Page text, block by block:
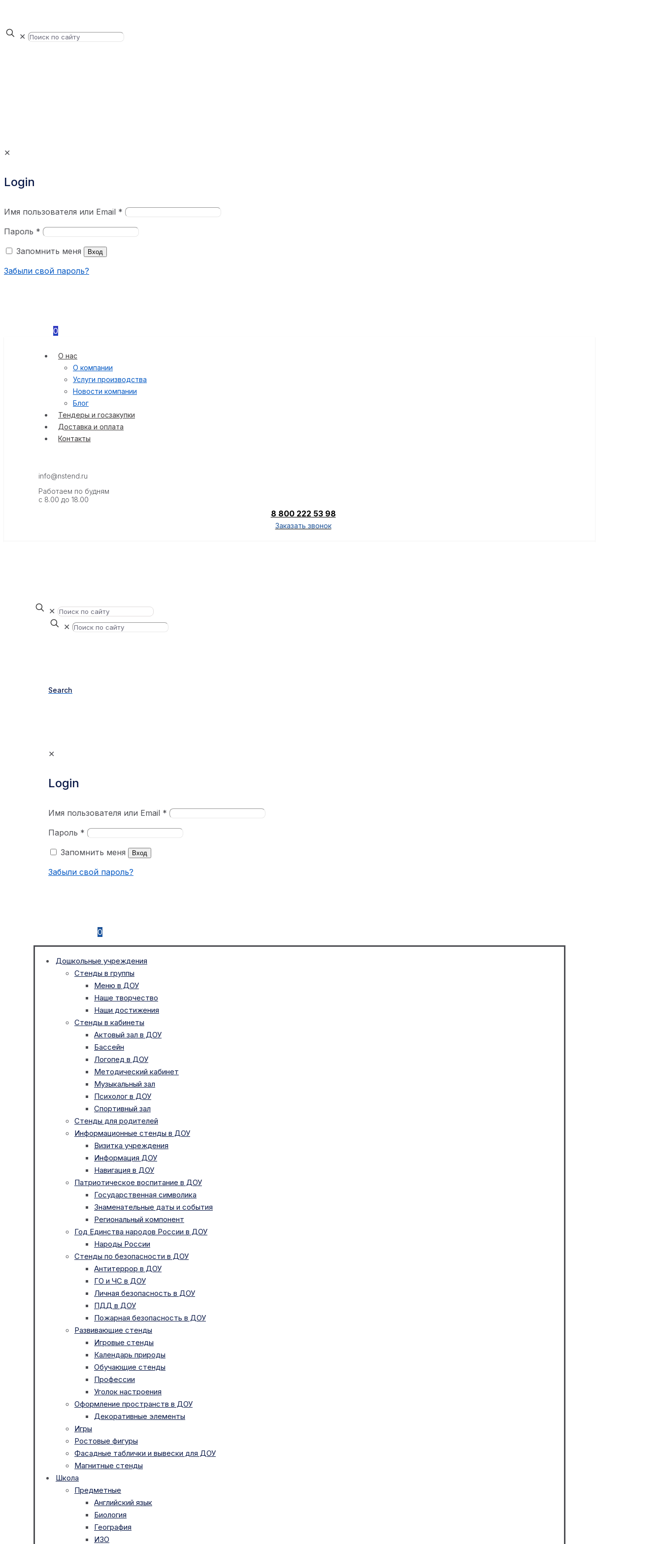
✕
✕
Login
Имя пользователя или Email *
Пароль *
Запомнить меня
Вход
Забыли свой пароль?
0
О нас
О компании
Услуги производства
Новости компании
Блог
Тендеры и госзакупки
Доставка и оплата
Контакты
info@nstend.ru
Работаем по будням
с 8.00 до 18.00
8 800 222 53 98
Заказать звонок
✕
✕
Search
✕
Login
Имя пользователя или Email *
Пароль *
Запомнить меня
Вход
Забыли свой пароль?
0
Дошкольные учреждения
Стенды в группы
Меню в ДОУ
Наше творчество
Наши достижения
Стенды в кабинеты
Актовый зал в ДОУ
Бассейн
Логопед в ДОУ
Методический кабинет
Музыкальный зал
Психолог в ДОУ
Спортивный зал
Стенды для родителей
Информационные стенды в ДОУ
Визитка учреждения
Информация ДОУ
Навигация в ДОУ
Патриотическое воспитание в ДОУ
Государственная символика
Знаменательные даты и события
Региональный компонент
Год Единства народов России в ДОУ
Народы России
Стенды по безопасности в ДОУ
Антитеррор в ДОУ
ГО и ЧС в ДОУ
Личная безопасность в ДОУ
ПДД в ДОУ
Пожарная безопасность в ДОУ
Развивающие стенды
Игровые стенды
Календарь природы
Обучающие стенды
Профессии
Уголок настроения
Оформление пространств в ДОУ
Декоративные элементы
Игры
Ростовые фигуры
Фасадные таблички и вывески для ДОУ
Магнитные стенды
Школа
Предметные
Английский язык
Биология
География
ИЗО